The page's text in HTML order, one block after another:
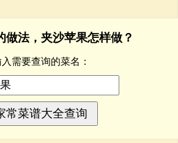
做法，夹沙苹果怎样做？
需要查询的菜名：